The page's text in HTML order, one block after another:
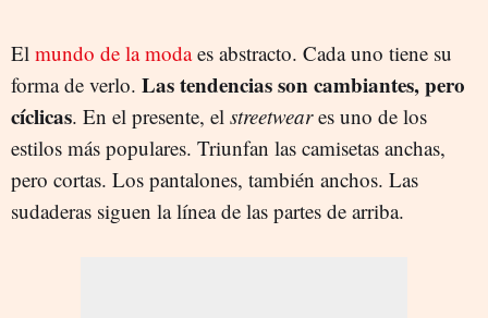
El mundo de la modaes abstracto. Cada uno tiene su
forma de verlo. Las tendencias son cambiantes, pero
cíclicas. En el presente, el streetweares uno de los
estilos más populares. Triunfan las camisetas anchas,
pero cortas. Los pantalones, también anchos. Las
sudaderas siguen la línea de las partes de arriba.